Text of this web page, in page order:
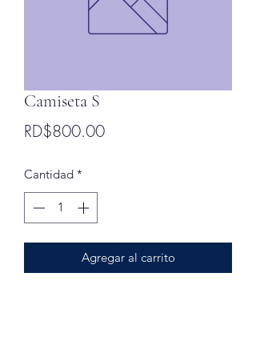
Camiseta S
RD$800.00Precio
Cantidad *
Agregar al carrito